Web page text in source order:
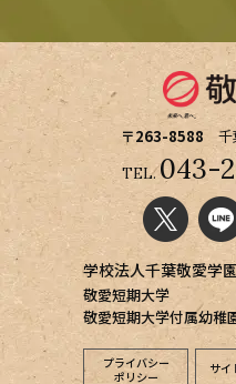
〒263-8588 千
TEL. 043-
学校法人千葉敬愛学
敬愛短期大学
敬愛短期大学付属幼稚
プライバシー
ポリシー
サイ